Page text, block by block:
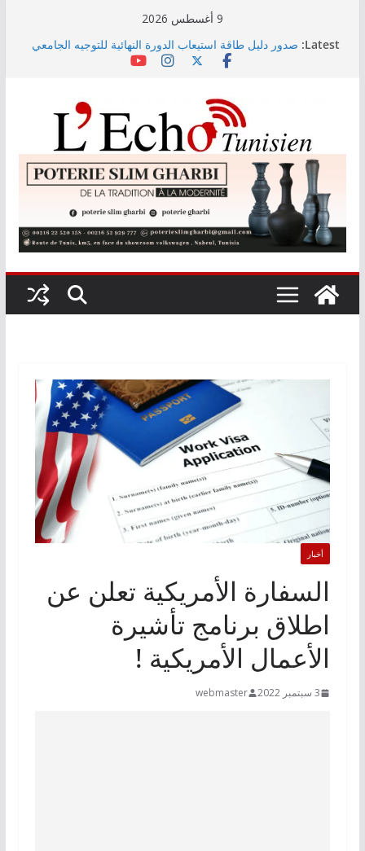
9 أغسطس 2026
Latest: صدور دليل طاقة استيعاب الدورة النهائية للتوجيه الجامعي
وزير التجهيز يتفقد سير أشغال مشروع المدخل الجنوبي
وزارة الأسرة: نسعى لاستكمال دراسة ميدانية حول ظاهرة
تسول الأطفال
مندوب عام حماية الطفولة يحذر
أخبار
السفارة الأمريكية تعلن عن
اطلاق برنامج تأشيرة
الأعمال الأمريكية !
3 سبتمبر 2022 webmaster